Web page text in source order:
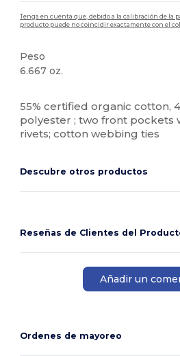
Tenga en cuenta que, debido a la calibración de la
producto puede no coincidir exactamente con el
Peso
6.667 oz.
55% certified organic cotton,
polyester ; two front pockets
rivets; cotton webbing ties
Descubre otros productos
Reseñas de Clientes del
Añadir un
Ordenes de mayoreo